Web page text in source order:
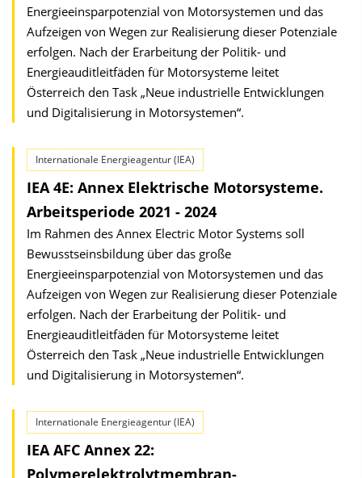
Energieeinsparpotenzial von Motorsystemen und das
Aufzeigen von Wegen zur Realisierung dieser Potenziale
erfolgen. Nach der Erarbeitung der Politik- und
Energieauditleitfäden für Motorsysteme leitet
Österreich den Task „Neue industrielle Entwicklungen
und Digitalisierung in Motorsystemen“.
Internationale Energieagentur (IEA)
IEA 4E: Annex Elektrische Motorsysteme.
Arbeitsperiode 2021 - 2024
Im Rahmen des Annex Electric Motor Systems soll
Bewusstseinsbildung über das große
Energieeinsparpotenzial von Motorsystemen und das
Aufzeigen von Wegen zur Realisierung dieser Potenziale
erfolgen. Nach der Erarbeitung der Politik- und
Energieauditleitfäden für Motorsysteme leitet
Österreich den Task „Neue industrielle Entwicklungen
und Digitalisierung in Motorsystemen“.
Internationale Energieagentur (IEA)
IEA AFC Annex 22:
Polymerelektrolytmembran-